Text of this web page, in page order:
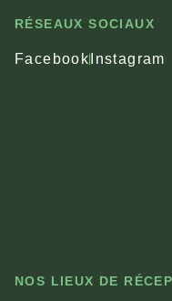
RÉSEAUX SOCIAUX
Facebook Instagram
NOS LIEUX DE